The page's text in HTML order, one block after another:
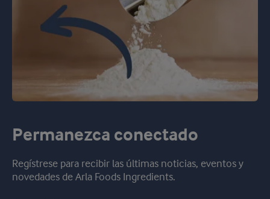
Permanezca conectado
Regístrese para recibir las últimas noticias, eventos y
novedades de Arla Foods Ingredients.